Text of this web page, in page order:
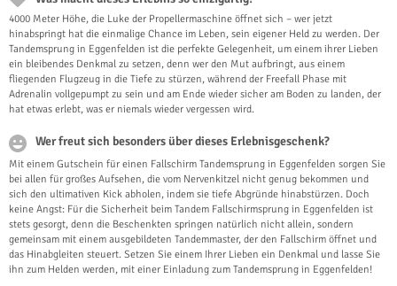
4000 Meter Höhe, die Luke der Propellermaschine öffnet sich – wer jetzt
hinabspringt hat die einmalige Chance im Leben, sein eigener Held zu werden. Der
Tandemsprung in Eggenfelden ist die perfekte Gelegenheit, um einem ihrer Lieben
ein bleibendes Denkmal zu setzen, denn wer den Mut aufbringt, aus einem
fliegenden Flugzeug in die Tiefe zu stürzen, während der Freefall Phase mit
Adrenalin vollgepumpt zu sein und am Ende wieder sicher am Boden zu landen, der
hat etwas erlebt, was er niemals wieder vergessen wird.
Wer freut sich besonders über dieses Erlebnisgeschenk?
Mit einem Gutschein für einen Fallschirm Tandemsprung in Eggenfelden sorgen Sie
bei allen für großes Aufsehen, die vom Nervenkitzel nicht genug bekommen und
sich den ultimativen Kick abholen, indem sie tiefe Abgründe hinabstürzen. Doch
keine Angst: Für die Sicherheit beim Tandem Fallschirmsprung in Eggenfelden ist
stets gesorgt, denn die Beschenkten springen natürlich nicht allein, sondern
gemeinsam mit einem ausgebildeten Tandemmaster, der den Fallschirm öffnet und
das Hinabgleiten steuert. Setzen Sie einem Ihrer Lieben ein Denkmal und lasse Sie
ihn zum Helden werden, mit einer Einladung zum Tandemsprung in Eggenfelden!